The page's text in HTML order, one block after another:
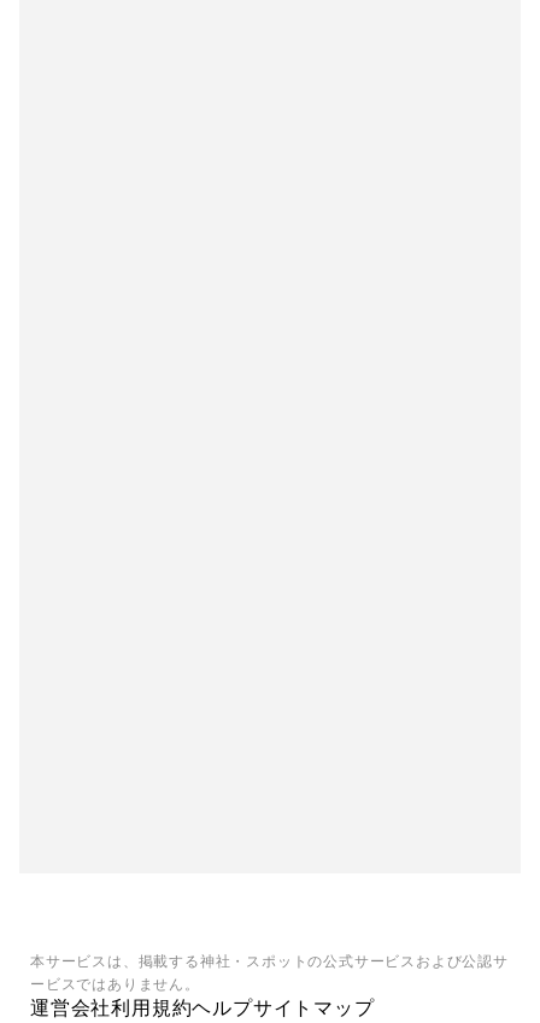
本サービスは、掲載する神社・スポットの公式サービスおよび公認サ
ービスではありません。
運営会社利用規約ヘルプサイトマップ